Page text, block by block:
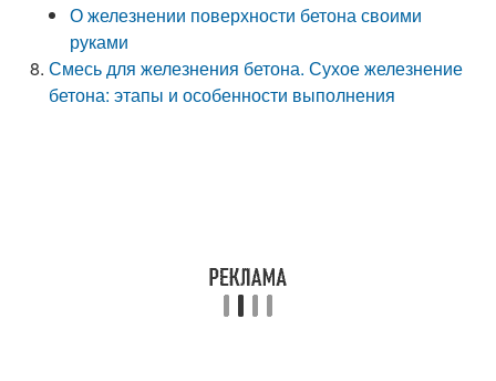
О железнении поверхности бетона своими
руками
Смесь для железнения бетона. Сухое железнение
бетона: этапы и особенности выполнения